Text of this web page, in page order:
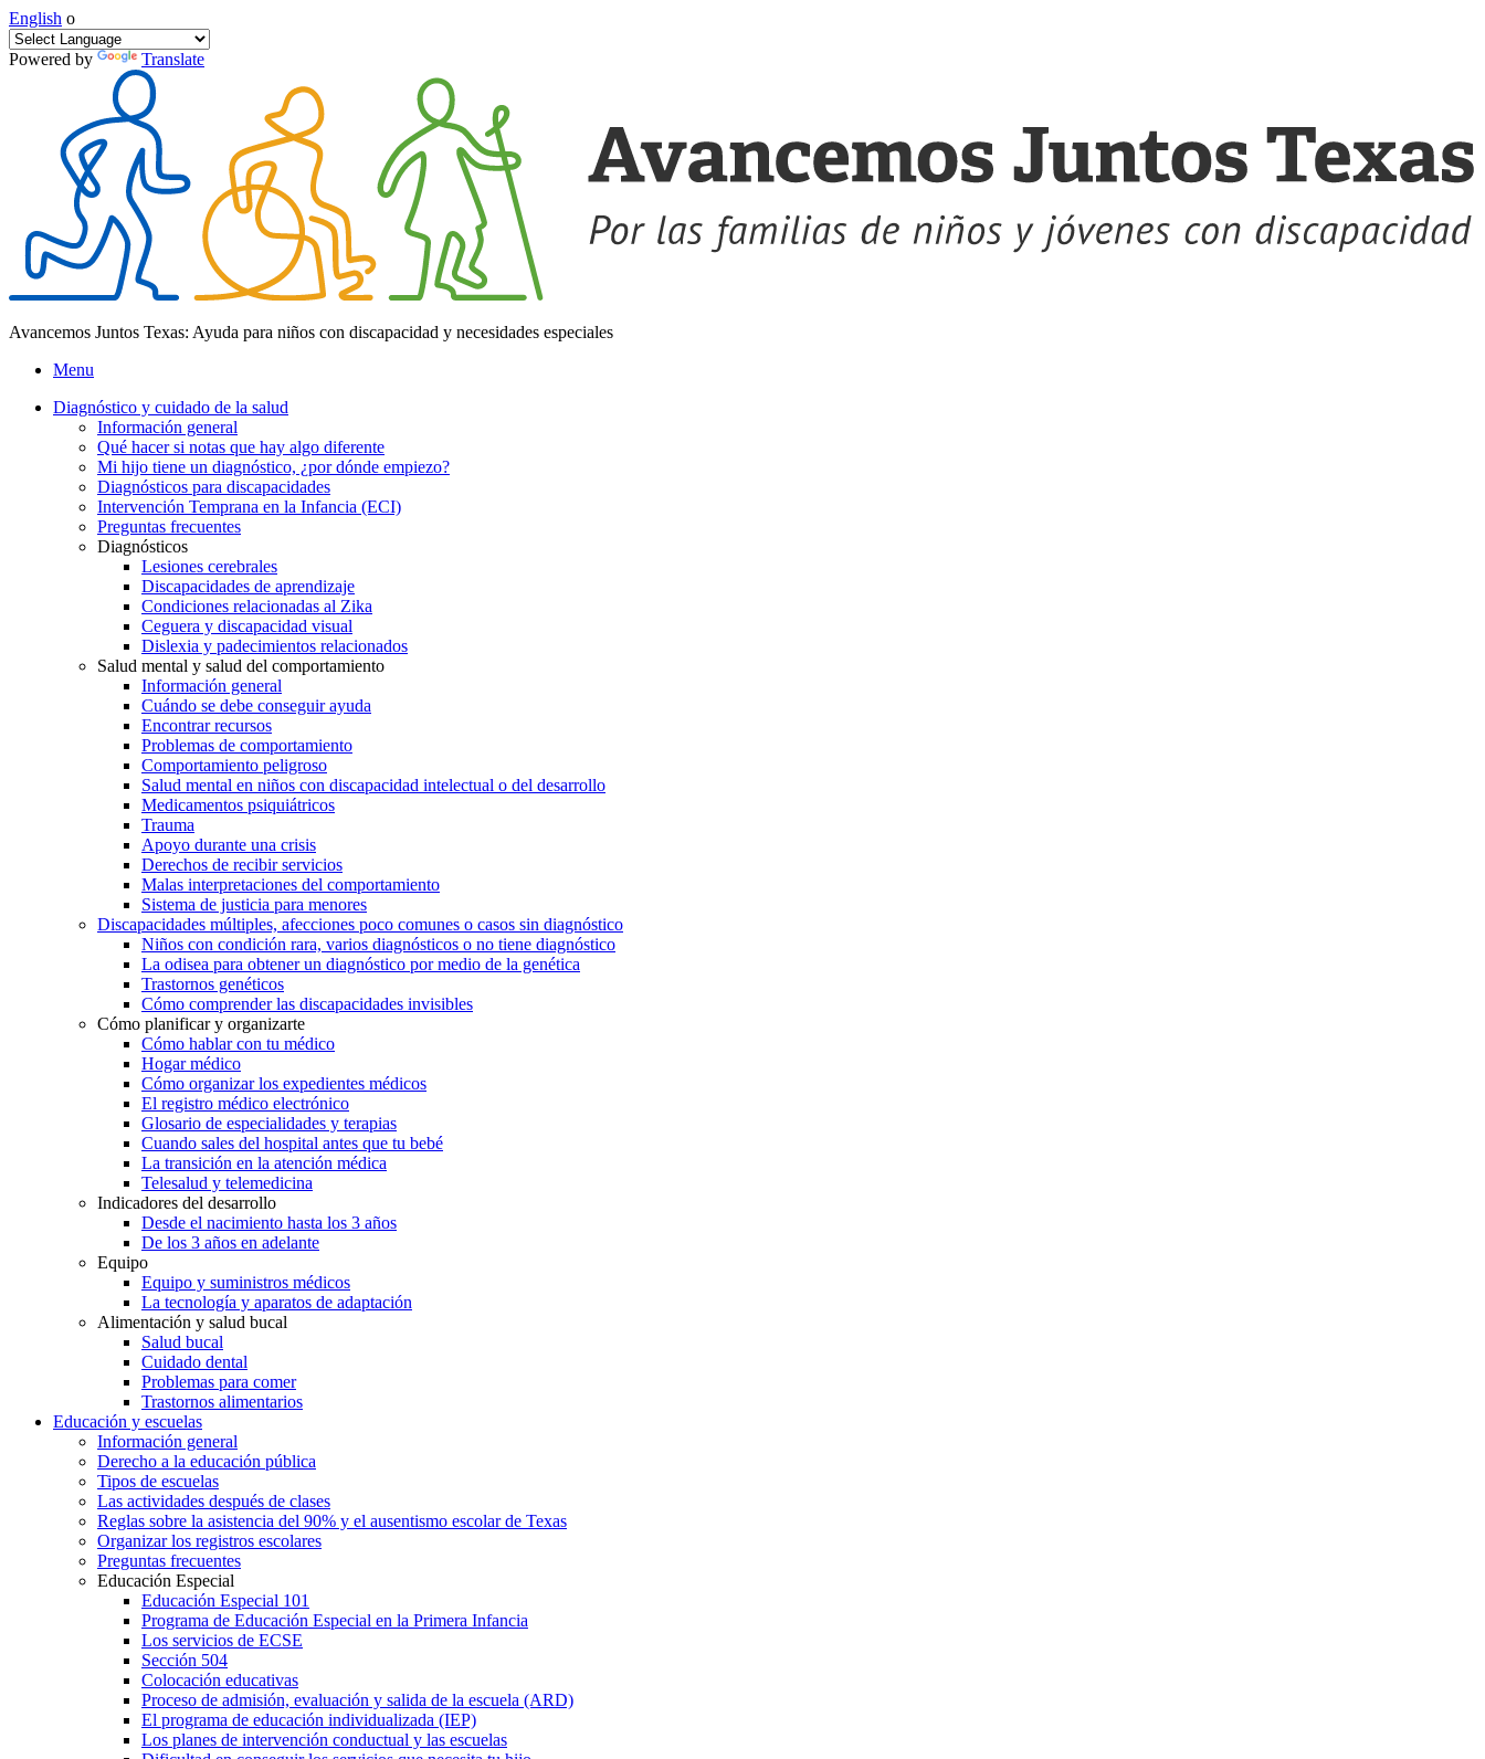
English o
Powered by Translate
Avancemos Juntos Texas: Ayuda para niños con discapacidad y necesidades especiales
Menu
Diagnóstico y cuidado de la salud
Información general
Qué hacer si notas que hay algo diferente
Mi hijo tiene un diagnóstico, ¿por dónde empiezo?
Diagnósticos para discapacidades
Intervención Temprana en la Infancia (ECI)
Preguntas frecuentes
Diagnósticos
Lesiones cerebrales
Discapacidades de aprendizaje
Condiciones relacionadas al Zika
Ceguera y discapacidad visual
Dislexia y padecimientos relacionados
Salud mental y salud del comportamiento
Información general
Cuándo se debe conseguir ayuda
Encontrar recursos
Problemas de comportamiento
Comportamiento peligroso
Salud mental en niños con discapacidad intelectual o del desarrollo
Medicamentos psiquiátricos
Trauma
Apoyo durante una crisis
Derechos de recibir servicios
Malas interpretaciones del comportamiento
Sistema de justicia para menores
Discapacidades múltiples, afecciones poco comunes o casos sin diagnóstico
Niños con condición rara, varios diagnósticos o no tiene diagnóstico
La odisea para obtener un diagnóstico por medio de la genética
Trastornos genéticos
Cómo comprender las discapacidades invisibles
Cómo planificar y organizarte
Cómo hablar con tu médico
Hogar médico
Cómo organizar los expedientes médicos
El registro médico electrónico
Glosario de especialidades y terapias
Cuando sales del hospital antes que tu bebé
La transición en la atención médica
Telesalud y telemedicina
Indicadores del desarrollo
Desde el nacimiento hasta los 3 años
De los 3 años en adelante
Equipo
Equipo y suministros médicos
La tecnología y aparatos de adaptación
Alimentación y salud bucal
Salud bucal
Cuidado dental
Problemas para comer
Trastornos alimentarios
Educación y escuelas
Información general
Derecho a la educación pública
Tipos de escuelas
Las actividades después de clases
Reglas sobre la asistencia del 90% y el ausentismo escolar de Texas
Organizar los registros escolares
Preguntas frecuentes
Educación Especial
Educación Especial 101
Programa de Educación Especial en la Primera Infancia
Los servicios de ECSE
Sección 504
Colocación educativas
Proceso de admisión, evaluación y salida de la escuela (ARD)
El programa de educación individualizada (IEP)
Los planes de intervención conductual y las escuelas